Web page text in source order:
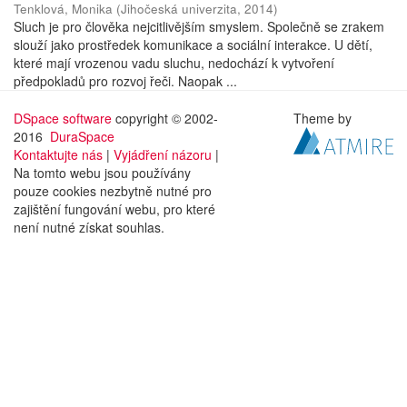
Tenklová, Monika (Jihočeská univerzita, 2014)
Sluch je pro člověka nejcitlivějším smyslem. Společně se zrakem
slouží jako prostředek komunikace a sociální interakce. U dětí,
které mají vrozenou vadu sluchu, nedochází k vytvoření
předpokladů pro rozvoj řeči. Naopak ...
DSpace software copyright © 2002-
2016 DuraSpace
Kontaktujte nás | Vyjádření názoru |
Na tomto webu jsou používány
pouze cookies nezbytně nutné pro
zajištění fungování webu, pro které
není nutné získat souhlas.
Theme by